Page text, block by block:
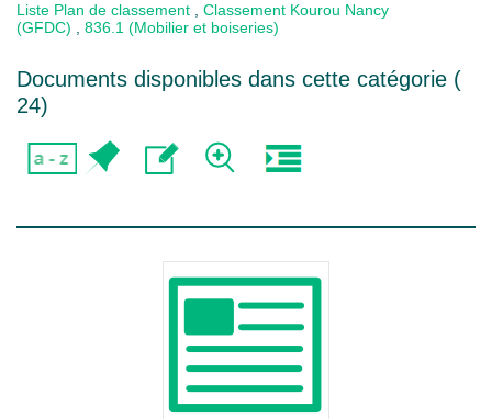
Liste Plan de classement
Classement Kourou Nancy
(GFDC)
836.1 (Mobilier et boiseries)
Documents disponibles dans cette catégorie (
24)